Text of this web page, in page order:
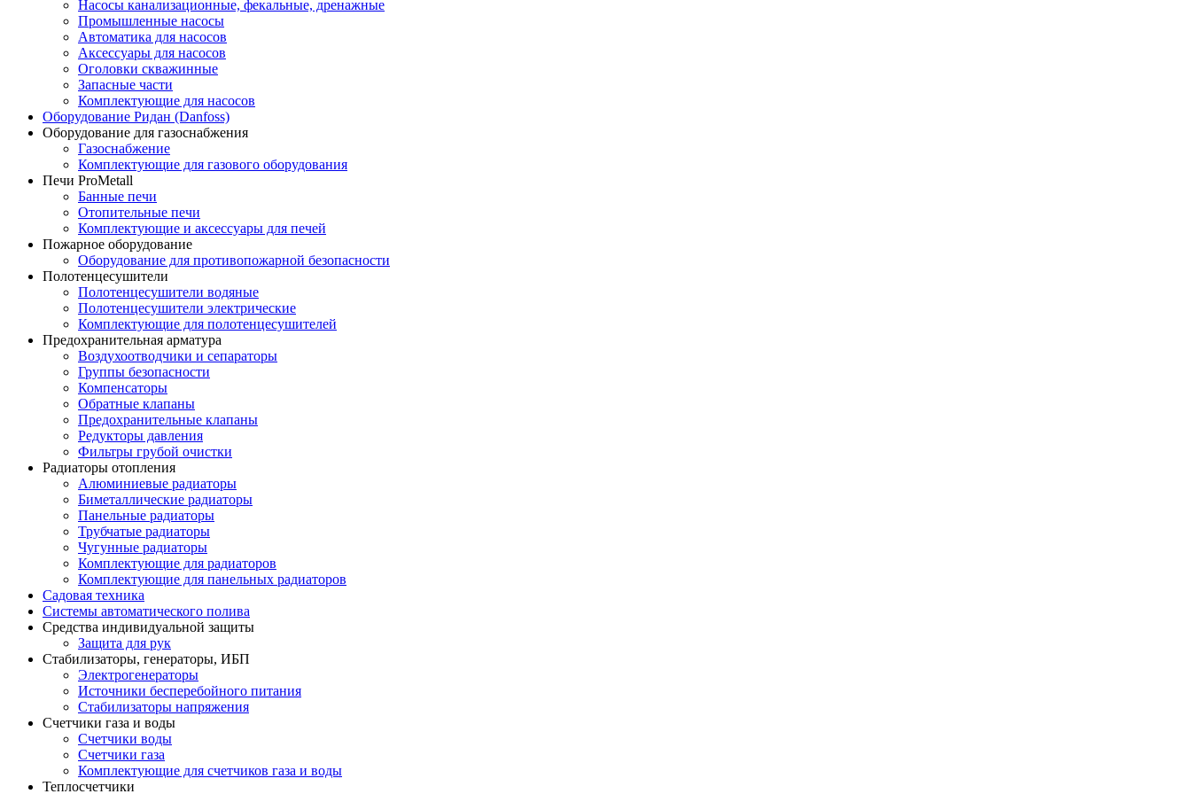
Насосы канализационные, фекальные, дренажные
Промышленные насосы
Автоматика для насосов
Аксессуары для насосов
Оголовки скважинные
Запасные части
Комплектующие для насосов
Оборудование Ридан (Danfoss)
Оборудование для газоснабжения
Газоснабжение
Комплектующие для газового оборудования
Печи ProMetall
Банные печи
Отопительные печи
Комплектующие и аксессуары для печей
Пожарное оборудование
Оборудование для противопожарной безопасности
Полотенцесушители
Полотенцесушители водяные
Полотенцесушители электрические
Комплектующие для полотенцесушителей
Предохранительная арматура
Воздухоотводчики и сепараторы
Группы безопасности
Компенсаторы
Обратные клапаны
Предохранительные клапаны
Редукторы давления
Фильтры грубой очистки
Радиаторы отопления
Алюминиевые радиаторы
Биметаллические радиаторы
Панельные радиаторы
Трубчатые радиаторы
Чугунные радиаторы
Комплектующие для радиаторов
Комплектующие для панельных радиаторов
Садовая техника
Системы автоматического полива
Средства индивидуальной защиты
Защита для рук
Стабилизаторы, генераторы, ИБП
Электрогенераторы
Источники бесперебойного питания
Стабилизаторы напряжения
Счетчики газа и воды
Счетчики воды
Счетчики газа
Комплектующие для счетчиков газа и воды
Теплосчетчики